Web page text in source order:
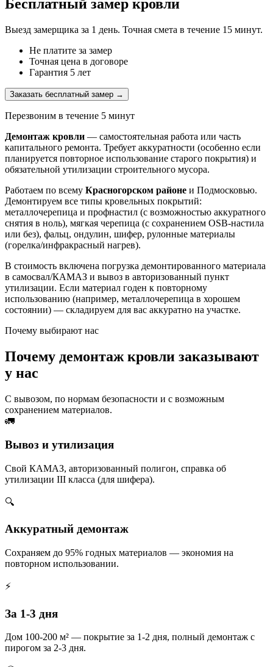
Бесплатный замер кровли
Выезд замерщика за 1 день. Точная смета в течение 15 минут.
Не платите за замер
Точная цена в договоре
Гарантия 5 лет
Заказать бесплатный замер →
Перезвоним в течение 5 минут
Демонтаж кровли — самостоятельная работа или часть
капитального ремонта. Требует аккуратности (особенно если
планируется повторное использование старого покрытия) и
обязательной утилизации строительного мусора.
Работаем по всему Красногорском районе и Подмосковью.
Демонтируем все типы кровельных покрытий:
металлочерепица и профнастил (с возможностью аккуратного
снятия в ноль), мягкая черепица (с сохранением OSB-настила
или без), фальц, ондулин, шифер, рулонные материалы
(горелка/инфракрасный нагрев).
В стоимость включена погрузка демонтированного материала
в самосвал/КАМАЗ и вывоз в авторизованный пункт
утилизации. Если материал годен к повторному
использованию (например, металлочерепица в хорошем
состоянии) — складируем для вас аккуратно на участке.
Почему выбирают нас
Почему демонтаж кровли заказывают
у нас
С вывозом, по нормам безопасности и с возможным
сохранением материалов.
🚛
Вывоз и утилизация
Свой КАМАЗ, авторизованный полигон, справка об
утилизации III класса (для шифера).
🔍
Аккуратный демонтаж
Сохраняем до 95% годных материалов — экономия на
повторном использовании.
⚡
За 1-3 дня
Дом 100-200 м² — покрытие за 1-2 дня, полный демонтаж с
пирогом за 2-3 дня.